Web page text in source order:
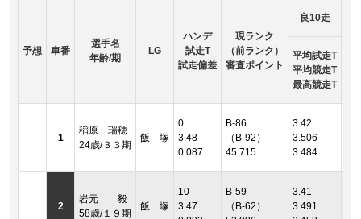
予想 車番
選手名
年齢/期
LG
ハンデ
試走T
試走偏差
現ランク
（前ランク）
審査ポイント
良10走
平均試走T
平均競走T
最高競走T
1
稲原 瑞穂
24歳/３３期
飯 塚
0
3.48
0.087
B-86
（B-92）
45.715
3.42
3.506
3.484
2
岩元 毅
58歳/１９期
飯 塚
10
3.47
B-59
（B-62）
3.41
3.491